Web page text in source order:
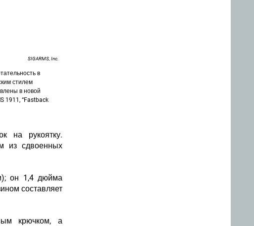
SIGARMS, Inc.
в
стилем
в новой
1911, “Fastback
на рукоятку.
из сдвоенных
он 1,4 дюйма
составляет
крючком, а